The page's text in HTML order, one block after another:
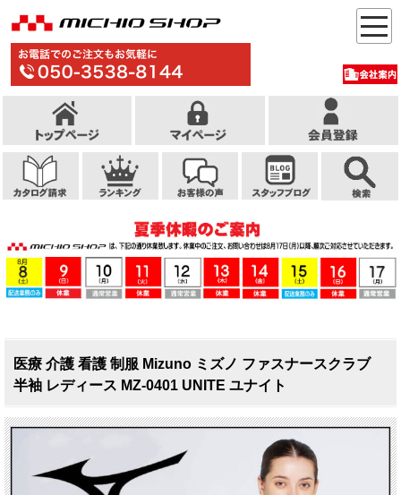
医療 介護 看護 制服 Mizuno ミズノ ファスナースクラブ
半袖 レディース MZ-0401 UNITE ユナイト